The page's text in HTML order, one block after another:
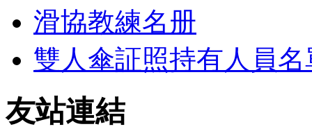
滑協教練名册
雙人傘証照持有人員名
友站連結